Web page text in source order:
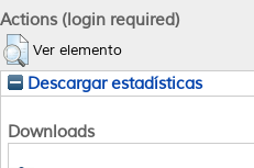
Actions (login required)
Ver elemento
Descargar estadísticas
Downloads